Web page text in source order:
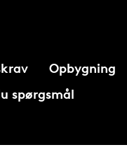
Opbygning
spørgsmål